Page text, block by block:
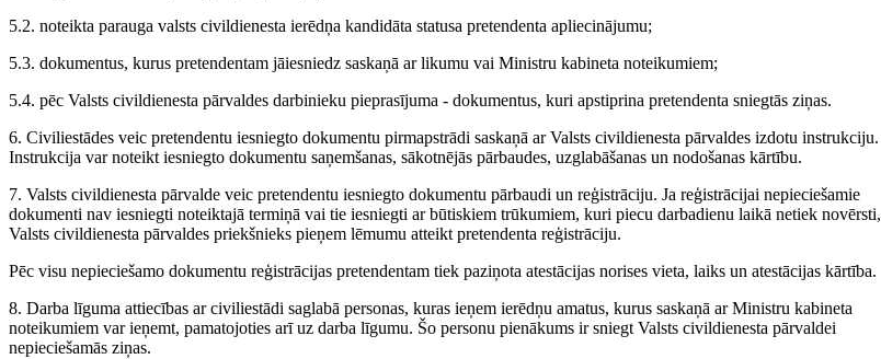
5.2. noteikta parauga valsts civildienesta ierēdņa kandidāta statusa pretendenta apliecinājumu;
5.3. dokumentus, kurus pretendentam jāiesniedz saskaņā ar likumu vai Ministru kabineta noteikumiem;
5.4. pēc Valsts civildienesta pārvaldes darbinieku pieprasījuma - dokumentus, kuri apstiprina pretendenta sniegtās ziņas.
6. Civiliestādes veic pretendentu iesniegto dokumentu pirmapstrādi saskaņā ar Valsts civildienesta pārvaldes izdotu instrukciju.
Instrukcija var noteikt iesniegto dokumentu saņemšanas, sākotnējās pārbaudes, uzglabāšanas un nodošanas kārtību.
7. Valsts civildienesta pārvalde veic pretendentu iesniegto dokumentu pārbaudi un reģistrāciju. Ja reģistrācijai nepieciešamie
dokumenti nav iesniegti noteiktajā termiņā vai tie iesniegti ar būtiskiem trūkumiem, kuri piecu darbadienu laikā netiek novērsti,
Valsts civildienesta pārvaldes priekšnieks pieņem lēmumu atteikt pretendenta reģistrāciju.
Pēc visu nepieciešamo dokumentu reģistrācijas pretendentam tiek paziņota atestācijas norises vieta, laiks un atestācijas kārtība.
8. Darba līguma attiecības ar civiliestādi saglabā personas, kuras ieņem ierēdņu amatus, kurus saskaņā ar Ministru kabineta
noteikumiem var ieņemt, pamatojoties arī uz darba līgumu. Šo personu pienākums ir sniegt Valsts civildienesta pārvaldei
nepieciešamās ziņas.